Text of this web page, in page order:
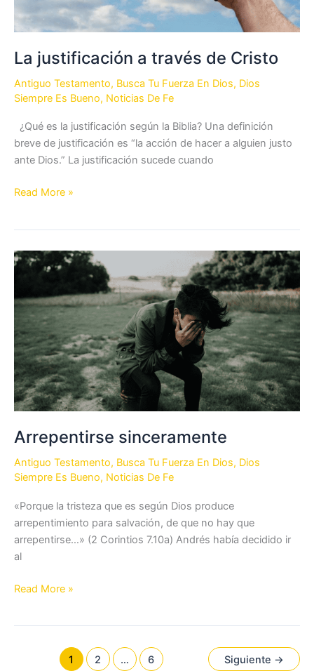
La justificación a través de Cristo
Antiguo Testamento, Busca Tu Fuerza En Dios, Dios
Siempre Es Bueno, Noticias De Fe
¿Qué es la justificación según la Biblia? Una definición
breve de justificación es “la acción de hacer a alguien justo
ante Dios.” La justificación sucede cuando
La
de
Read More »
Arrepentirse sinceramente
Antiguo Testamento, Busca Tu Fuerza En Dios, Dios
Siempre Es Bueno, Noticias De Fe
«Porque la tristeza que es según Dios produce
arrepentimiento para salvación, de que no hay que
arrepentirse…» (2 Corintios 7.10a) Andrés había decidido ir
al
Arrepentirse
Read More »
1 2 … 6 Siguiente →